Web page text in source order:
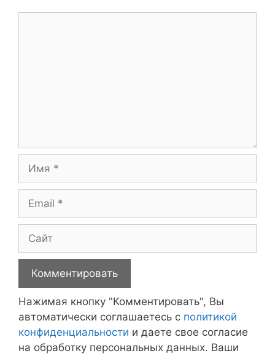
Имя
Email
Сайт
Нажимая кнопку "Комментировать", Вы
автоматически соглашаетесь с политикой
конфиденциальности и даете свое согласие
на обработку персональных данных. Ваши